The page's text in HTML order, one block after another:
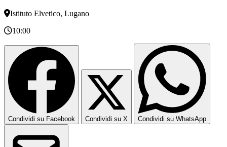
Istituto Elvetico, Lugano
10:00
Condividi su Facebook Condividi su X Condividi su WhatsApp